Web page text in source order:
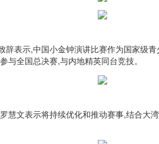
表示,中国小金钟演讲比赛作为国家级
全国总决赛,与内地精英同台竞技。
慧文表示将持续优化和推动赛事,结合大